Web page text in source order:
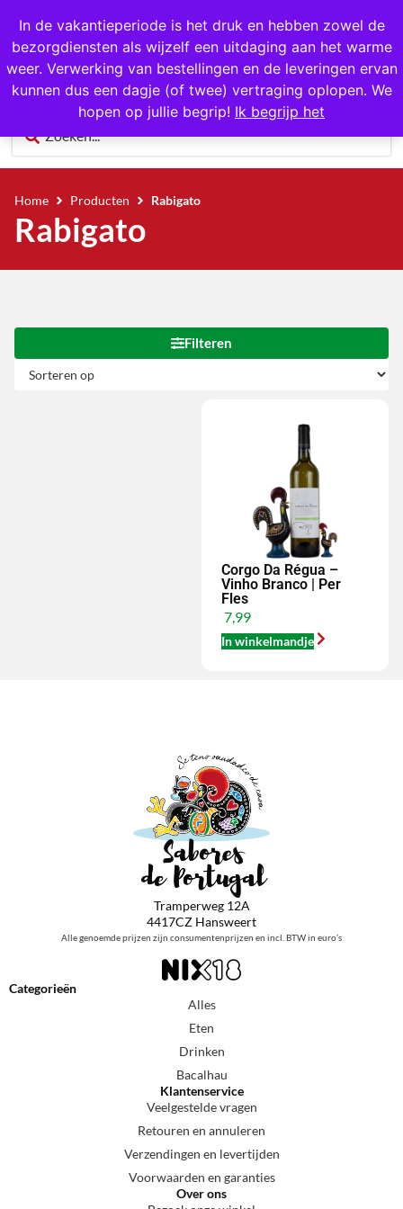
In de vakantieperiode is het druk en hebben zowel de
bezorgdiensten als wijzelf een uitdaging aan het warme
weer. Verwerking van bestellingen en de leveringen ervan
kunnen dus een dagje (of twee) vertraging oplopen. We
hopen op jullie begrip! Ik begrijp het
1000+ producten op voorraad
0
Home Producten Rabigato
Rabigato
Filteren
Corgo Da Régua –
Vinho Branco | Per
Fles
7,99
In winkelmandje
Tramperweg 12A
4417CZ Hansweert
Alle genoemde prijzen zijn consumentenprijzen en incl. BTW in euro’s
Categorieën
Alles
Eten
Drinken
Bacalhau
Klantenservice
Veelgestelde vragen
Retouren en annuleren
Verzendingen en levertijden
Voorwaarden en garanties
Over ons